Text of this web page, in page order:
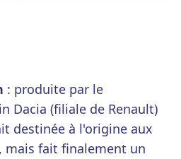
: produite par le
Dacia (filiale de Renault)
destinée à l'origine aux
mais fait finalement un